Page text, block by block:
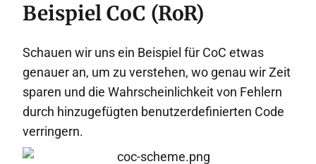
Beispiel CoC (RoR)
Schauen wir uns ein Beispiel für CoC etwas
genauer an, um zu verstehen, wo genau wir Zeit
sparen und die Wahrscheinlichkeit von Fehlern
durch hinzugefügten benutzerdefinierten Code
verringern.